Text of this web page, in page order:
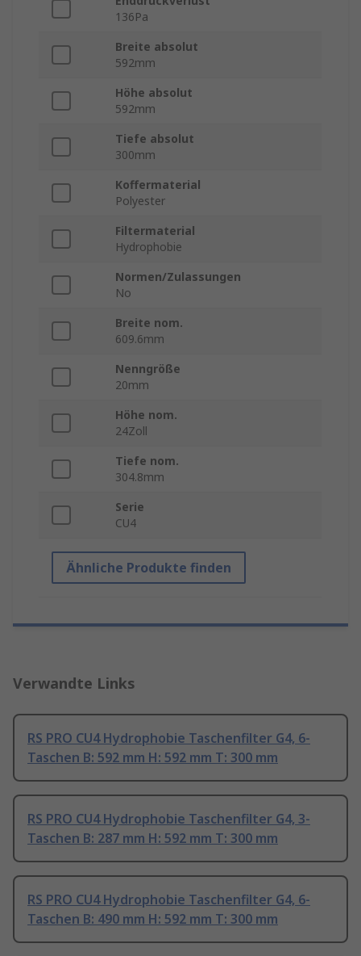
136Pa
Breite absolut
592mm
Höhe absolut
592mm
Tiefe absolut
300mm
Koffermaterial
Polyester
Filtermaterial
Hydrophobie
Normen/Zulassungen
No
Breite nom.
609.6mm
Nenngröße
20mm
Höhe nom.
24Zoll
Tiefe nom.
304.8mm
Serie
CU4
Ähnliche Produkte finden
Verwandte Links
RS PRO CU4 Hydrophobie Taschenfilter G4, 6-
Taschen B: 592 mm H: 592 mm T: 300 mm
RS PRO CU4 Hydrophobie Taschenfilter G4, 3-
Taschen B: 287 mm H: 592 mm T: 300 mm
RS PRO CU4 Hydrophobie Taschenfilter G4, 6-
Taschen B: 490 mm H: 592 mm T: 300 mm